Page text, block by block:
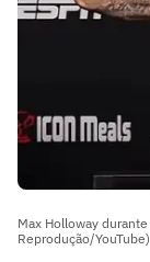
Max Holloway
Reprodução/YouTube)